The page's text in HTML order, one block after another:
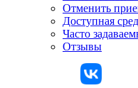
Отменить
Доступная
Часто
Отзывы